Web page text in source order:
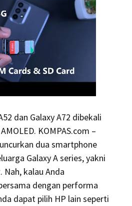
dan Galaxy A72 dibekali
KOMPAS.com –
dua smartphone
Galaxy A series, yakni
Nah, kalau Anda
dengan performa
dapat pilih HP lain seperti